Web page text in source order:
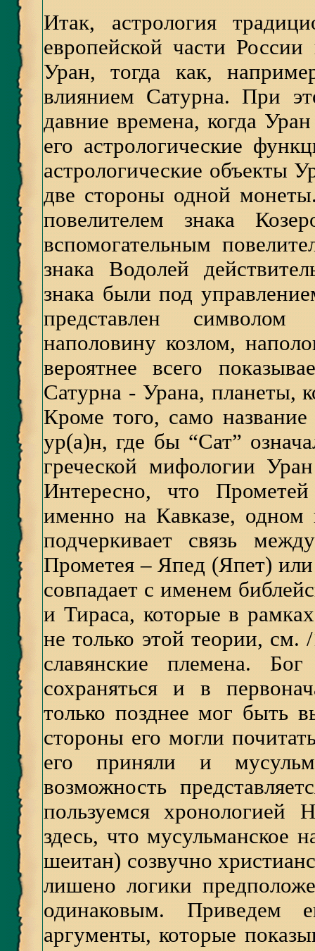
Итак, астрология
европейской части
Уран, тогда как,
влиянием Сатурна. При
давние времена, когда
его астрологические
астрологические объекты
две стороны одной
повелителем знака
вспомогательным
знака Водолей
знака были под
представлен символом
наполовину козлом,
вероятнее всего
Сатурна - Урана, планеты,
Кроме того, само
ур(а)н, где бы “Сат”
греческой мифологии
Интересно, что
именно на Кавказе,
подчеркивает связь
Прометея – Япед (Япет)
совпадает с именем
и Тираса, которые в
не только этой теории, см.
славянские племена.
сохраняться и в
только позднее мог быть
стороны его могли
его приняли и
возможность
пользуемся хронологией
здесь, что мусульманское
шеитан) созвучно
лишено логики
одинаковым. Приведем
аргументы, которые